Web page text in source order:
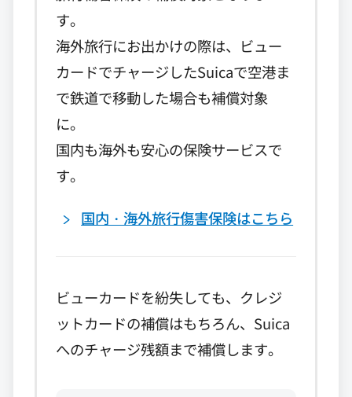
す。
海外旅行にお出かけの際は、ビュー
カードでチャージしたSuicaで空港ま
で鉄道で移動した場合も補償対象
に。
国内も海外も安心の保険サービスで
す。
国内・海外旅行傷害保険はこちら
ビューカードを紛失しても、クレジ
ットカードの補償はもちろん、Suica
へのチャージ残額まで補償します。